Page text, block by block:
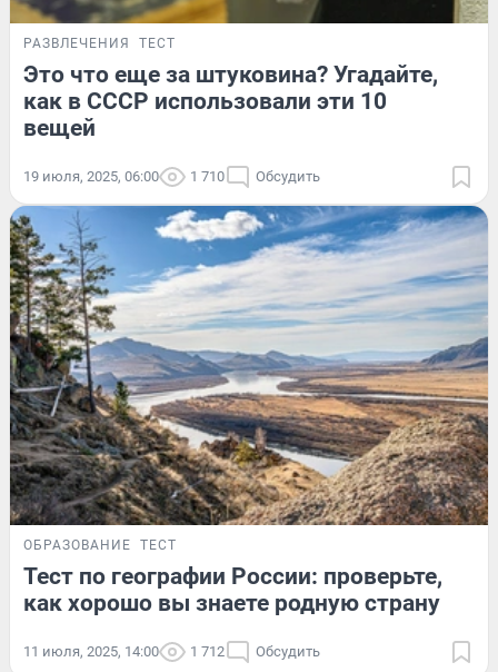
РАЗВЛЕЧЕНИЯ ТЕСТ
Это что еще за штуковина? Угадайте,
как в СССР использовали эти 10
вещей
19 июля, 2025, 06:00 1 710 Обсудить
ОБРАЗОВАНИЕ ТЕСТ
Тест по географии России: проверьте,
как хорошо вы знаете родную страну
11 июля, 2025, 14:00 1 712 Обсудить